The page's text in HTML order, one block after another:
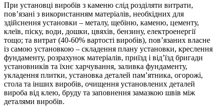
При установці виробів з каменю слід розділяти витрати,
пов’язані з використанням матеріалів, необхідних для
здійснення установки – металу, щебіню, каменю, цементу,
клеїв, піску, води, дошки, цвяхів, бензину, електроенергії
тощо; та витрат (40-60% вартості виробів), пов’язаних власне
із самою установкою – складення плану установки, креслення
фундаменту, розрахунок матеріалів, приїзд і від’їзд бригади
установників та їхнє харчування, заливка фундаменту,
укладення плитки, установка деталей пам’ятника, огорожі,
стола та інших виробів, очищення установлених деталей
вироба від клею, бруду та заповнення замазкою швів між
деталями виробів.